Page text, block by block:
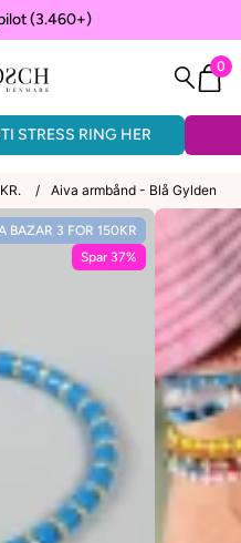
(3.460+)
0
STRESS RING HER
/ Aiva armbånd - Blå Gylden
BAZAR 3 FOR 150KR
Spar 37%